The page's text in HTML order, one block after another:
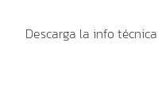
Descarga la info técnica